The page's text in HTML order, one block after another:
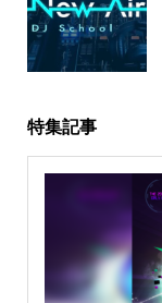
特集記事